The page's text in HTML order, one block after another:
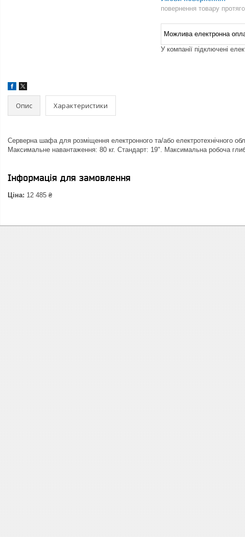
повернення товару
У компанії підключені
Опис Характеристики
Серверна шафа для розміщення електронного та/або електротехнічного
Максимальне навантаження: 80 кг. Стандарт: 19". Максимальна робоча
Інформація для замовлення
Ціна: 12 485 ₴